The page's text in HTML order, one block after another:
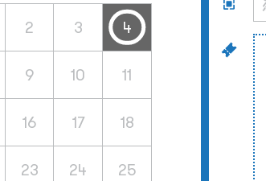
2 3 4
9 10 11
16 17 18
23 24 25